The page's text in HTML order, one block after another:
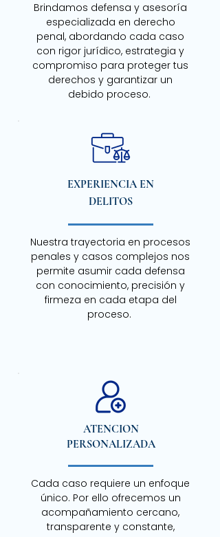
Brindamos defensa y asesoría
especializada en derecho
penal, abordando cada caso
con rigor jurídico, estrategia y
compromiso para proteger tus
derechos y garantizar un
debido proceso.
EXPERIENCIA EN
DELITOS
Nuestra trayectoria en procesos
penales y casos complejos nos
permite asumir cada defensa
con conocimiento, precisión y
firmeza en cada etapa del
proceso.
ATENCION
PERSONALIZADA
Cada caso requiere un enfoque
único. Por ello ofrecemos un
acompañamiento cercano,
transparente y constante,